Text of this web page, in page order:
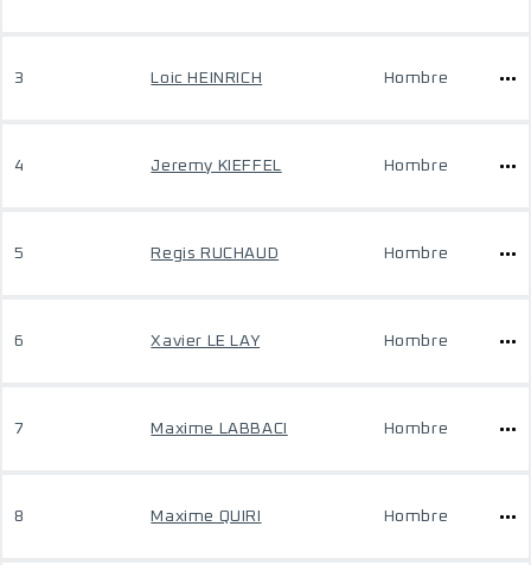
3 Loic HEINRICH Hombre
4 Jeremy KIEFFEL Hombre
5 Regis RUCHAUD Hombre
6 Xavier LE LAY Hombre
7 Maxime LABBACI Hombre
8 Maxime QUIRI Hombre